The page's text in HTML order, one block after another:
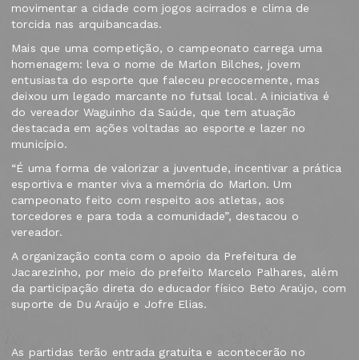
movimentar a cidade com jogos acirrados e clima de
torcida nas arquibancadas.
Mais que uma competição, o campeonato carrega uma
homenagem: leva o nome de Marlon Bilches, jovem
entusiasta do esporte que faleceu precocemente, mas
deixou um legado marcante no futsal local. A iniciativa é
do vereador Waguinho da Saúde, que tem atuação
destacada em ações voltadas ao esporte e lazer no
município.
“É uma forma de valorizar a juventude, incentivar a prática
esportiva e manter viva a memória do Marlon. Um
campeonato feito com respeito aos atletas, aos
torcedores e para toda a comunidade”, destacou o
vereador.
A organização conta com o apoio da Prefeitura de
Jacarezinho, por meio do prefeito Marcelo Palhares, além
da participação direta do educador físico Beto Araújo, com
suporte de Du Araújo e Jofre Elias.
As partidas terão entrada gratuita e acontecerão no